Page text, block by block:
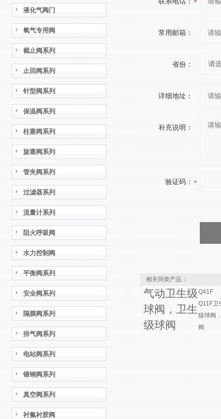
液化气阀门
氧气专用阀
截止阀系列
止回阀系列
针型阀系列
保温阀系列
柱塞阀系列
旋塞阀系列
管夹阀系列
过滤器系列
流量计系列
阻火呼吸阀
水力控制阀
平衡阀系列
安全阀系列
隔膜阀系列
排气阀系列
电站阀系列
锻钢阀系列
真空阀系列
衬氟衬胶阀
常用邮箱：
省份：
详细地址：
补充说明：
验证码：
相关同类产品：
气动卫生级
球阀，卫生
级球阀
Q41F
Q11F卫
级球阀
阀